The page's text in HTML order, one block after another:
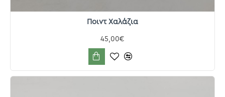
Ποιντ Χαλάζια
45,00€